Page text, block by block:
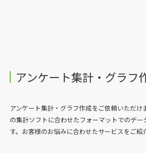
アンケート集計・グラフ
アンケート集計・グラフ作成をご依頼いただけ
の集計ソフトに合わせたフォーマットでのデー
す。お客様のお悩みに合わせたサービスをご紹